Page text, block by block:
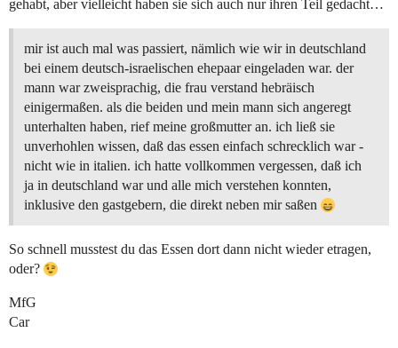
gehabt, aber vielleicht haben sie sich auch nur ihren Teil gedacht…
mir ist auch mal was passiert, nämlich wie wir in deutschland
bei einem deutsch-israelischen ehepaar eingeladen war. der
mann war zweisprachig, die frau verstand hebräisch
einigermaßen. als die beiden und mein mann sich angeregt
unterhalten haben, rief meine großmutter an. ich ließ sie
unverhohlen wissen, daß das essen einfach schrecklich war -
nicht wie in italien. ich hatte vollkommen vergessen, daß ich
ja in deutschland war und alle mich verstehen konnten,
inklusive den gastgebern, die direkt neben mir saßen
So schnell musstest du das Essen dort dann nicht wieder etragen,
oder?
MfG
Car